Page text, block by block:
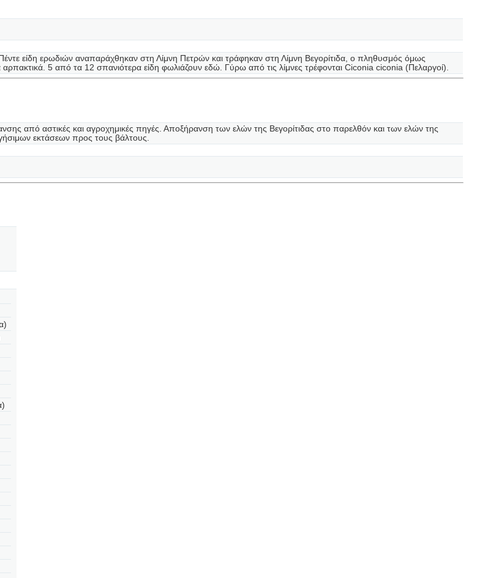
είδη ερωδιών αναπαράχθηκαν στη Λίμνη Πετρών και τράφηκαν στη Λίμνη Βεγορίτιδα, ο πληθυσμός όμως
αρπακτικά. 5 από τα 12 σπανιότερα είδη φωλιάζουν εδώ. Γύρω από τις λίμνες τρέφονται Ciconia ciconia (Πελαργοί).
από αστικές και αγροχημικές πηγές. Αποξήρανση των ελών της Βεγορίτιδας στο παρελθόν και των ελών της
εκτάσεων προς τους βάλτους.